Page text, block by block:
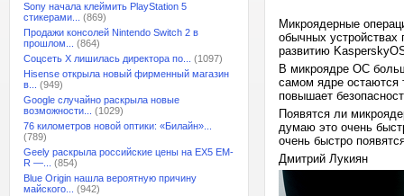
Sony начала клеймить PlayStation 5
стикерами...
(869)
Продажи консолей Nintendo Switch 2 в
прошлом...
(864)
Соцсеть X лишилась директора по...
(1097)
Hisense открыла новый фирменный магазин
в...
(949)
Google случайно раскрыла новые
возможности...
(1029)
76 километров новой оптики: «Билайн»...
(789)
Geely раскрыла российские цены на EX5 EM-
R —...
(854)
Blue Origin нашла вероятную причину
майского...
(942)
Микроядерные
обычных устройствах
развитию
В микроядре ОС
самом ядре остаются
повышает
Появятся ли
думаю это очень
очень быстро
Дмитрий Лукиян